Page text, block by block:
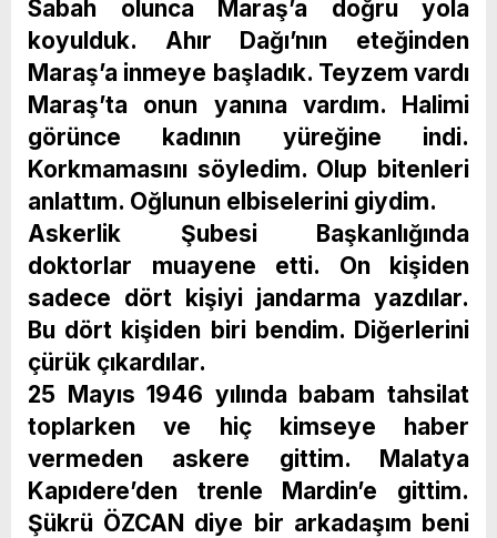
Sabah olunca Maraş’a doğru yola
koyulduk. Ahır Dağı’nın eteğinden
Maraş’a inmeye başladık. Teyzem vardı
Maraş’ta onun yanına vardım. Halimi
görünce kadının yüreğine indi.
Korkmamasını söyledim. Olup bitenleri
anlattım. Oğlunun elbiselerini giydim.
Askerlik Şubesi Başkanlığında
doktorlar muayene etti. On kişiden
sadece dört kişiyi jandarma yazdılar.
Bu dört kişiden biri bendim. Diğerlerini
çürük çıkardılar.
25 Mayıs 1946 yılında babam tahsilat
toplarken ve hiç kimseye haber
vermeden askere gittim. Malatya
Kapıdere’den trenle Mardin’e gittim.
Şükrü ÖZCAN diye bir arkadaşım beni